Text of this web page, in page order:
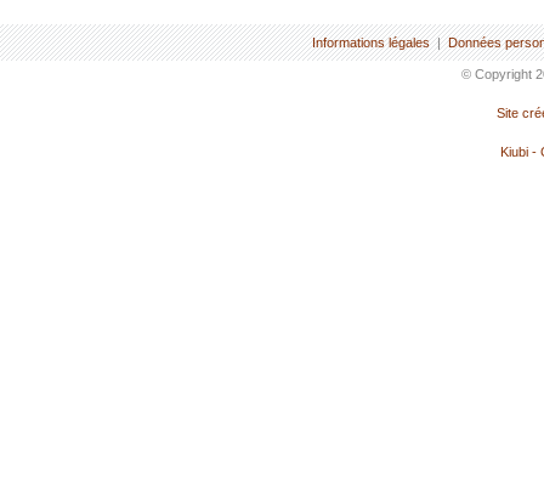
Informations légales | Données
© Copyright
Site
Kiubi -